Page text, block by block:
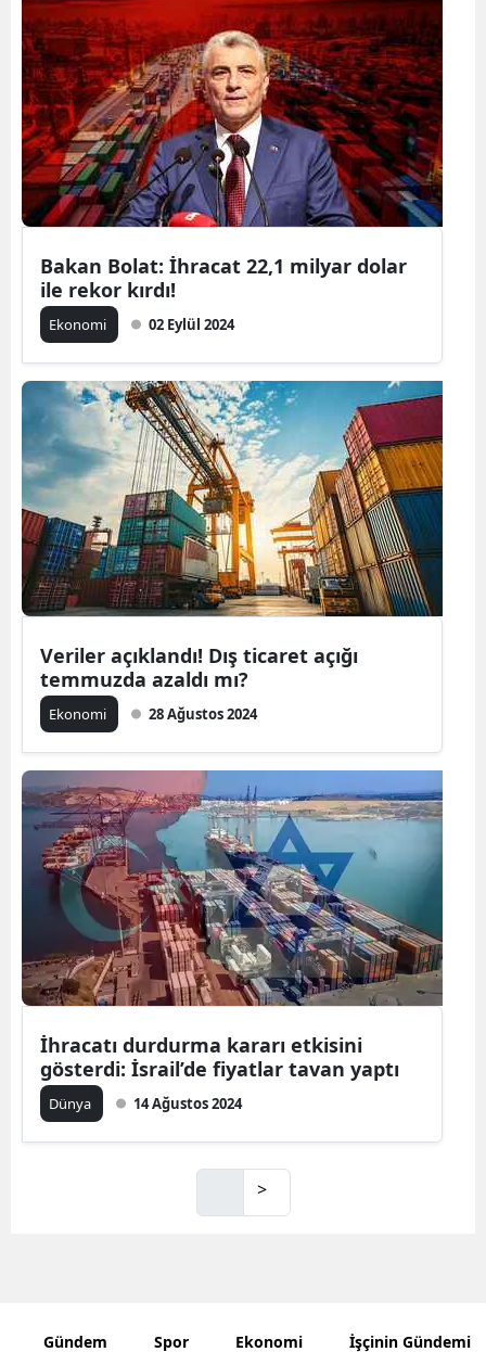
Bakan Bolat: İhracat 22,1 milyar dolar
ile rekor kırdı!
Ekonomi 02 Eylül 2024
Veriler açıklandı! Dış ticaret açığı
temmuzda azaldı mı?
Ekonomi 28 Ağustos 2024
İhracatı durdurma kararı etkisini
gösterdi: İsrail’de fiyatlar tavan yaptı
Dünya 14 Ağustos 2024
>
Gündem Spor Ekonomi İşçinin Gündemi